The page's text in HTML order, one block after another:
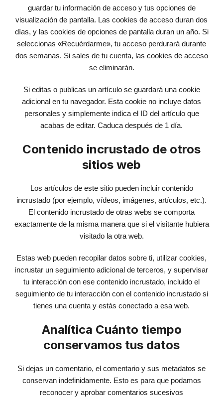
guardar tu información de acceso y tus opciones de
visualización de pantalla. Las cookies de acceso duran dos
días, y las cookies de opciones de pantalla duran un año. Si
seleccionas «Recuérdarme», tu acceso perdurará durante
dos semanas. Si sales de tu cuenta, las cookies de acceso
se eliminarán.
Si editas o publicas un artículo se guardará una cookie
adicional en tu navegador. Esta cookie no incluye datos
personales y simplemente indica el ID del artículo que
acabas de editar. Caduca después de 1 día.
Contenido incrustado de otros
sitios web
Los artículos de este sitio pueden incluir contenido
incrustado (por ejemplo, vídeos, imágenes, artículos, etc.).
El contenido incrustado de otras webs se comporta
exactamente de la misma manera que si el visitante hubiera
visitado la otra web.
Estas web pueden recopilar datos sobre ti, utilizar cookies,
incrustar un seguimiento adicional de terceros, y supervisar
tu interacción con ese contenido incrustado, incluido el
seguimiento de tu interacción con el contenido incrustado si
tienes una cuenta y estás conectado a esa web.
Analítica Cuánto tiempo
conservamos tus datos
Si dejas un comentario, el comentario y sus metadatos se
conservan indefinidamente. Esto es para que podamos
reconocer y aprobar comentarios sucesivos